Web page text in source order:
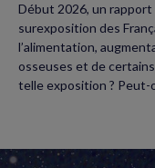
Début 2026, un rapport
surexposition des
l’alimentation,
osseuses et de
telle exposition ? Peut-